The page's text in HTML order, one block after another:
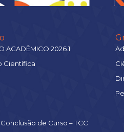
ACADÊMICO 2026.1
Científica
de Curso – TCC